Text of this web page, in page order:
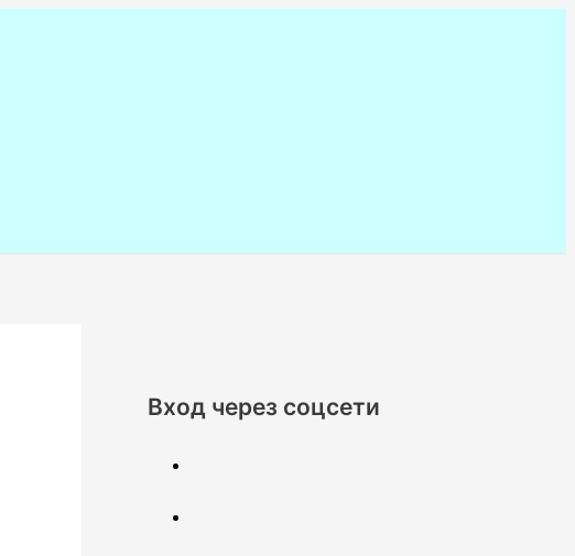
Вход через соцсети